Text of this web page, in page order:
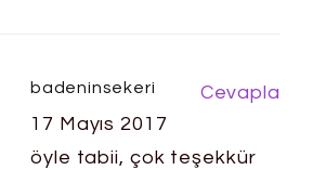
badeninsekeri
17 Mayıs 2017
öyle tabii, çok teşekkür
Cevapla